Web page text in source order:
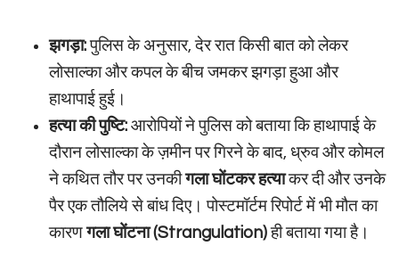
झगड़ा:पुलिस के अनुसार, देर रात किसी बात को लेकर
लोसाल्का और कपल के बीच जमकर झगड़ा हुआ और
हाथापाई हुई।
हत्या की पुष्टि: आरोपियों ने पुलिस को बताया कि हाथापाई के
दौरान लोसाल्का के ज़मीन पर गिरने के बाद, ध्रुव और कोमल
ने कथित तौर पर उनकीगला घोंटकर हत्याकर दी और उनके
पैर एक तौलिये से बांध दिए। पोस्टमॉर्टम रिपोर्ट में भी मौत का
कारणगला घोंटना (Strangulation)ही बताया गया है।